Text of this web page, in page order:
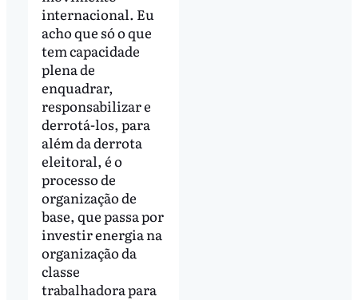
internacional. Eu
acho que só o que
tem capacidade
plena de
enquadrar,
responsabilizar e
derrotá-los, para
além da derrota
eleitoral, é o
processo de
organização de
base, que passa por
investir energia na
organização da
classe
trabalhadora para